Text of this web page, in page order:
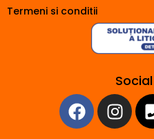
Termeni si conditii